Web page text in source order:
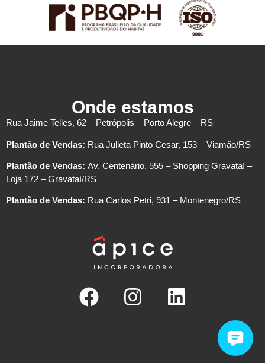
Onde estamos
Rua Jaime Telles, 62 – Petrópolis – Porto Alegre – RS
Plantão de Vendas: Rua Julieta Pinto Cesar, 153 – Viamão/RS
Plantão de Vendas: Av. Centenário, 555 – Shopping Gravataí –
Loja 172 – Gravataí/RS
Plantão de Vendas: Rua Carlos Petri, 931 – Montenegro/RS